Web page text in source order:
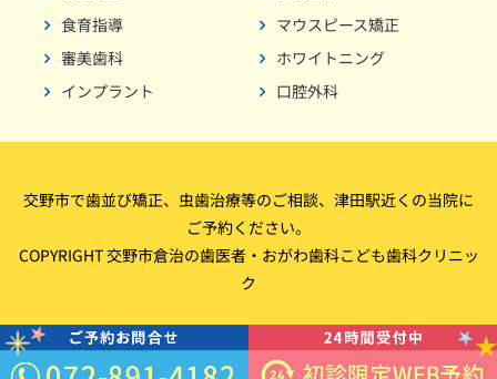
食育指導
マウスピース矯正
審美歯科
ホワイトニング
インプラント
口腔外科
交野市で歯並び矯正、虫歯治療等のご相談、津田駅近くの当院に
ご予約ください。
COPYRIGHT 交野市倉治の歯医者・おがわ歯科こども歯科クリニッ
ク